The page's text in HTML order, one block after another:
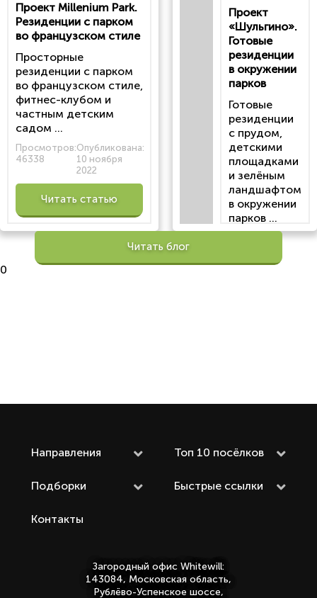
Проект Millenium Park.
Резиденции с парком
во французском стиле
Просторные
резиденции с парком
во французском стиле,
фитнес-клубом и
частным детским
садом ...
Просмотров:
46338
Опубликована:
10 ноября
2022
Читать статью
статью
Проект
«Шульгино».
Готовые
резиденции
в окружении
парков
Готовые
резиденции
с прудом,
детскими
площадками
и зелёным
ландшафтом
в окружении
парков ...
Просмотров:
Опубликована:
Читать блог
0
Направления Топ 10 посёлков
Подборки Быстрые ссылки
Контакты
Загородный офис Whitewill:
143084, Московская область,
Рублёво-Успенское шоссе,